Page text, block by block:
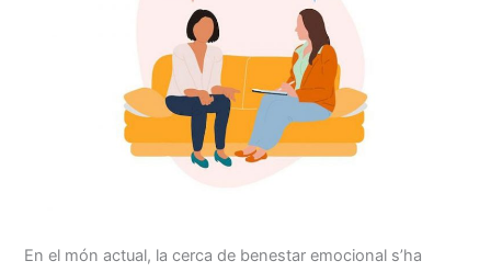
En el món actual, la cerca de benestar emocional s’ha